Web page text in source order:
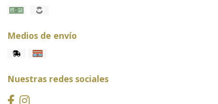
Medios de envío
Nuestras redes sociales